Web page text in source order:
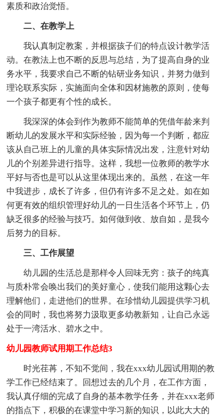
素质和政治觉悟。
二、在教学上
我认真制定教案，并根据孩子们的特点设计教学活
动。在教法上也不断的反思与总结，为了提高自身的业
务水平，我要求自己不断的钻研业务知识，并努力做到
理论联系实际，实施面向全体和因材施教的原则，使每
一个孩子都更有个性的成长。
我深深的体会到作为教师不能简单的凭借年龄来判
断幼儿的发展水平和实际经验，因为每一个判断，都应
该从自己班上的儿童的具体实际情况出发，注意针对幼
儿的个别差异进行指导。这样，我想一位教师的教学水
平好与否也是可以从这里体现出来的。虽然，在这一年
中我进步，成长了许多，但仍有许多不足之处。如在如
何更有效的组织管理好幼儿的一日生活各个环节上，仍
缺乏很多的经验与技巧。如何做到收、放自如，是我今
后努力的目标。
三、工作展望
幼儿园的生活总是那样令人回味无穷：孩子的纯真
与质朴常会唤出我们的美好童心，使我们能用这颗心去
理解他们，走进他们的世界。在珍惜幼儿园提供学习机
会的同时，我也将努力汲取更多幼教新知，让自己永远
处于一湾活水、碧水之中。
幼儿园教师试用期工作总结3
时光荏苒，不知不觉间，我在xxx幼儿园试用期的教
学工作已经结束了。回想过去的几个月，在工作方面，
我认真仔细的完成了自身的基本教学任务，并在xxx老师
的指点下，积极的在课堂中学习新的知识，以此大大的